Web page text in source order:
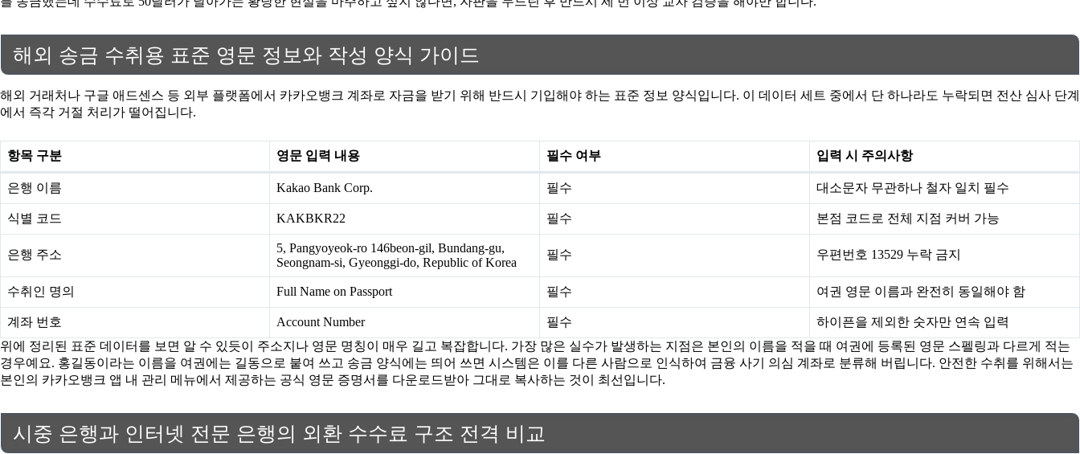
해외 송금 수취용 표준 영문 정보와 작성 양식 가이드
해외 거래처나 구글 애드센스 등 외부 플랫폼에서 카카오뱅크 계좌로 자금을 받기 위해 반드시 기입해야 하는 표준 정보 양식입니다. 이 데이터 세트 중에서 단 하나라도 누락되면 전산 심사 단계
에서 즉각 거절 처리가 떨어집니다.
항목 구분 영문 입력 내용 필수 여부 입력 시 주의사항
은행 이름 Kakao Bank Corp. 필수 대소문자 무관하나 철자 일치 필수
식별 코드 KAKBKR22 필수 본점 코드로 전체 지점 커버 가능
은행 주소
5, Pangyoyeok-ro 146beon-gil, Bundang-gu,
Seongnam-si, Gyeonggi-do, Republic of Korea
필수 우편번호 13529 누락 금지
수취인 명의 Full Name on Passport 필수 여권 영문 이름과 완전히 동일해야 함
계좌 번호 Account Number 필수
하이픈을 제외한 숫자만 연속 입력
위에 정리된 표준 데이터를 보면 알 수 있듯이 주소지나 영문 명칭이 매우 길고 복잡합니다. 가장 많은 실수가 발생하는 지점은 본인의 이름을 적을 때 여권에 등록된 영문 스펠링과 다르게 적는
경우예요. 홍길동이라는 이름을 여권에는 길동으로 붙여 쓰고 송금 양식에는 띄어 쓰면 시스템은 이를 다른 사람으로 인식하여 금융 사기 의심 계좌로 분류해 버립니다. 안전한 수취를 위해서는
본인의 카카오뱅크 앱 내 관리 메뉴에서 제공하는 공식 영문 증명서를 다운로드받아 그대로 복사하는 것이 최선입니다.
시중 은행과 인터넷 전문 은행의 외환 수수료 구조 전격 비교